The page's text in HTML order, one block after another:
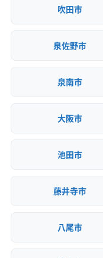
吹田市
泉佐野市
泉南市
大阪市
池田市
藤井寺市
八尾市